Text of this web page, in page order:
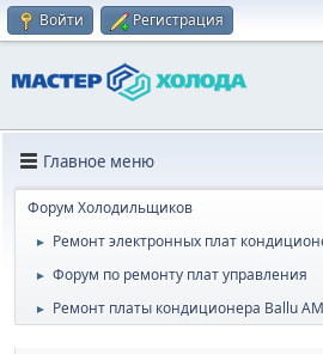
Войти Регистрация
Главное меню
Форум Холодильщиков
► Ремонт электронных плат
► Форум по ремонту плат управления
► Ремонт платы кондиционера Ballu